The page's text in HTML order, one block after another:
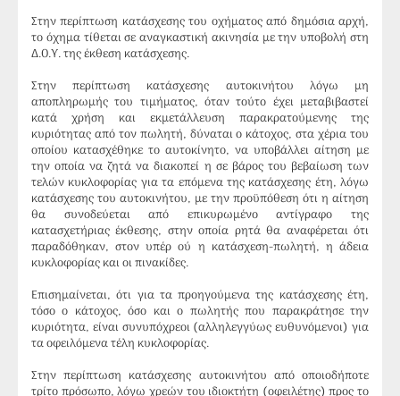
Στην περίπτωση κατάσχεσης του οχήματος από δημόσια αρχή,
το όχημα τίθεται σε αναγκαστική ακινησία με την υποβολή στη
Δ.Ο.Υ. της έκθεση κατάσχεσης.
Στην περίπτωση κατάσχεσης αυτοκινήτου λόγω μη
αποπληρωμής του τιμήματος, όταν τούτο έχει μεταβιβαστεί
κατά χρήση και εκμετάλλευση παρακρατούμενης της
κυριότητας από τον πωλητή, δύναται ο κάτοχος, στα χέρια του
οποίου κατασχέθηκε το αυτοκίνητο, να υποβάλλει αίτηση με
την οποία να ζητά να διακοπεί η σε βάρος του βεβαίωση των
τελών κυκλοφορίας για τα επόμενα της κατάσχεσης έτη, λόγω
κατάσχεσης του αυτοκινήτου, με την προϋπόθεση ότι η αίτηση
θα συνοδεύεται από επικυρωμένο αντίγραφο της
κατασχετήριας έκθεσης, στην οποία ρητά θα αναφέρεται ότι
παραδόθηκαν, στον υπέρ ού η κατάσχεση-πωλητή, η άδεια
κυκλοφορίας και οι πινακίδες.
Επισημαίνεται, ότι για τα προηγούμενα της κατάσχεσης έτη,
τόσο ο κάτοχος, όσο και ο πωλητής που παρακράτησε την
κυριότητα, είναι συνυπόχρεοι (αλληλεγγύως ευθυνόμενοι) για
τα οφειλόμενα τέλη κυκλοφορίας.
Στην περίπτωση κατάσχεσης αυτοκινήτου από οποιοδήποτε
τρίτο πρόσωπο, λόγω χρεών του ιδιοκτήτη (οφειλέτης) προς το